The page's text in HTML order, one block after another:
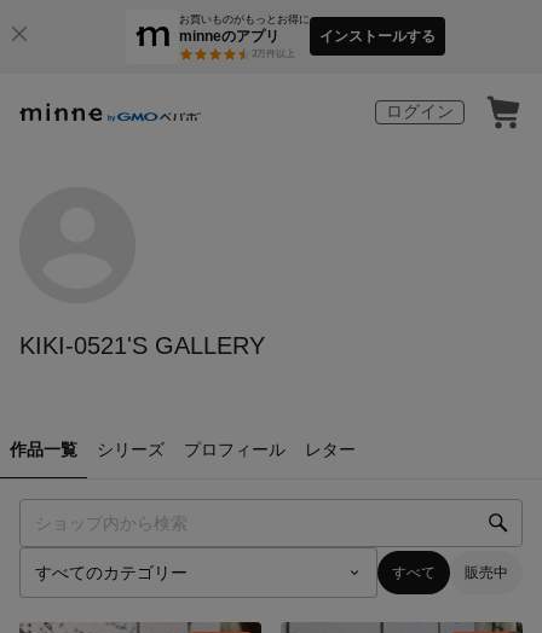
お買いものがもっとお得に
minneのアプリ
3万件以上
インストールする
ログイン
KIKI-0521'S GALLERY
作品一覧 シリーズ プロフィール レター
すべて 販売中